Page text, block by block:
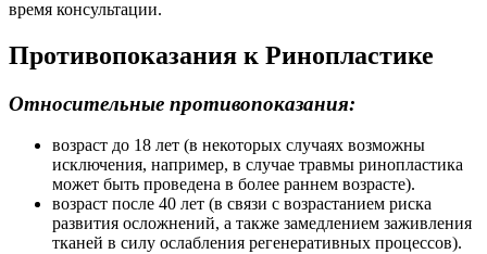
время консультации.
Противопоказания к Ринопластике
Относительные противопоказания:
возраст до 18 лет (в некоторых случаях возможны
исключения, например, в случае травмы ринопластика
может быть проведена в более раннем возрасте).
возраст после 40 лет (в связи с возрастанием риска
развития осложнений, а также замедлением заживления
тканей в силу ослабления регенеративных процессов).